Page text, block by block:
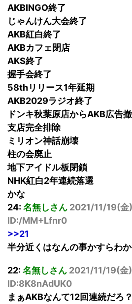
AKBINGO終了
じゃんけん大会終了
AKB紅白終了
AKBカフェ閉店
AKS終了
握手会終了
58thリリース1年延期
AKB2029ラジオ終了
ドンキ秋葉原店からAKB広告
支店完全排除
ミリオン神話崩壊
柱の会廃止
地下アイドル板閉鎖
NHK紅白2年連続落選 ←
かな
24:名無しさん 2021/11/19(金
ID:/MM+Lfnr0
>>21
半分近くはなんの事かすらわ
22:名無しさん 2021/11/19(金
ID:8K8nAdUK0
まぁAKBなんて12回連続だろ？